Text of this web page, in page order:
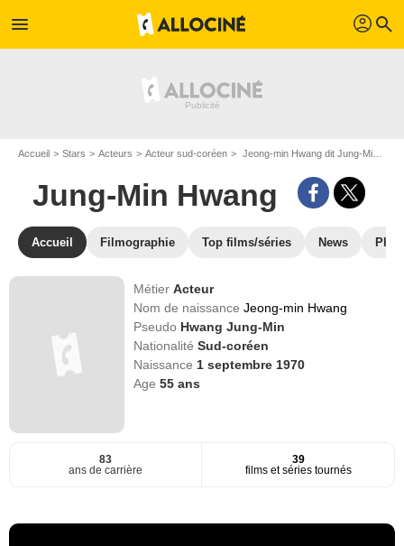
menu profil search
Accueil Stars Acteurs Acteur sud-coréen Jeong-min Hwang dit Jung-Min Hwang
Jung-Min Hwang
Accueil Filmographie Top films/séries News
MétierActeur
Nom de naissanceJeong-min Hwang
Pseudo Hwang Jung-Min
NationalitéSud-coréen
Naissance 1 septembre 1970
Age55 ans
83
ans de carrière
39
films et séries tournés